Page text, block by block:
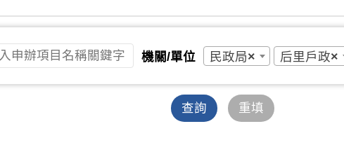
機關/單位 ×
民政局 ×
后里戶政
查詢 重填